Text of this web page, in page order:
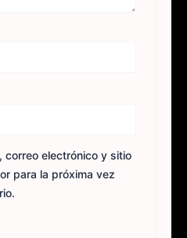
correo electrónico y sitio
para la próxima vez